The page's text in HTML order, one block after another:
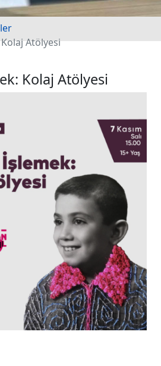
Kolaj Atölyesi
Kolaj Atölyesi